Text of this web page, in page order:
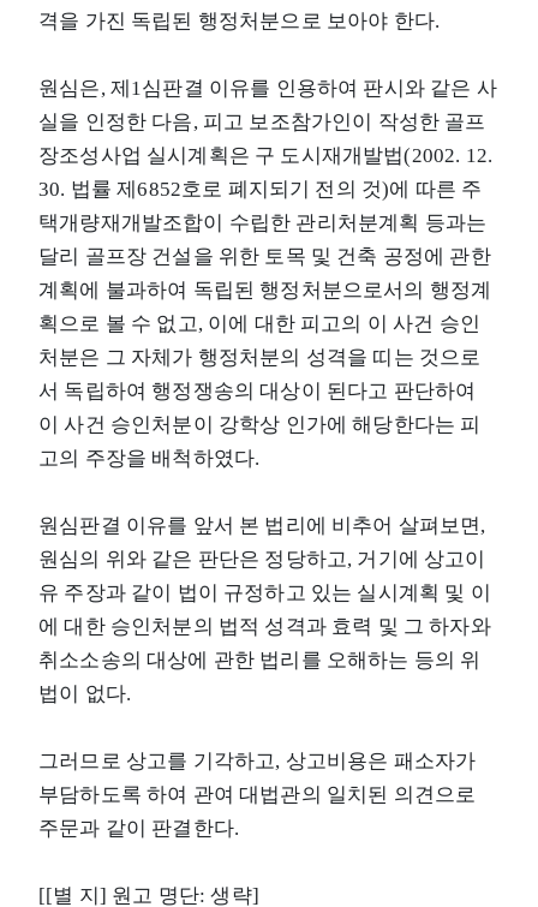
격을 가진 독립된 행정처분으로 보아야 한다.
원심은, 제1심판결 이유를 인용하여 판시와 같은 사
실을 인정한 다음, 피고 보조참가인이 작성한 골프
장조성사업 실시계획은 구 도시재개발법(2002. 12.
30. 법률 제6852호로 폐지되기 전의 것)에 따른 주
택개량재개발조합이 수립한 관리처분계획 등과는
달리 골프장 건설을 위한 토목 및 건축 공정에 관한
계획에 불과하여 독립된 행정처분으로서의 행정계
획으로 볼 수 없고, 이에 대한 피고의 이 사건 승인
처분은 그 자체가 행정처분의 성격을 띠는 것으로
서 독립하여 행정쟁송의 대상이 된다고 판단하여
이 사건 승인처분이 강학상 인가에 해당한다는 피
고의 주장을 배척하였다.
원심판결 이유를 앞서 본 법리에 비추어 살펴보면,
원심의 위와 같은 판단은 정당하고, 거기에 상고이
유 주장과 같이 법이 규정하고 있는 실시계획 및 이
에 대한 승인처분의 법적 성격과 효력 및 그 하자와
취소소송의 대상에 관한 법리를 오해하는 등의 위
법이 없다.
그러므로 상고를 기각하고, 상고비용은 패소자가
부담하도록 하여 관여 대법관의 일치된 의견으로
주문과 같이 판결한다.
[[별 지] 원고 명단: 생략]